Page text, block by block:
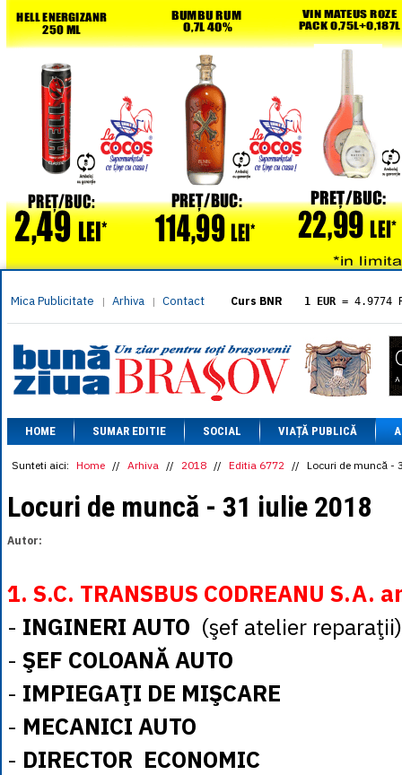
Mica Publicitate | Arhiva | Contact Curs BNR 1 EUR = 4.9774
= 5.8304
1 XAU= 464.4611
1 AED= 1.1933
1 AUD= 2.7957
1 BGN= 2.5449
1 CAD= 3.1559
1 CHF= 5.2813
1 CNY = 0.6015
1 DKK= 0.6668
1 EGP= 0.0860
1 MDL= 0.2538
1 NOK= 0.4191
1 NZD= 2.6097
HOME SUMAR EDITIE SOCIAL VIAȚĂ PUBLICĂ
Sunteti aici: Home // Arhiva // 2018 // Editia 6772 // Locuri de muncă -
Locuri de muncă - 31 iulie 2018
Autor:
1. S.C. TRANSBUS CODREANU S.A.
- INGINERI AUTO (şef atelier reparaţii)
- ŞEF COLOANĂ AUTO
- IMPIEGAŢI DE MIŞCARE
- MECANICI AUTO
- DIRECTOR ECONOMIC